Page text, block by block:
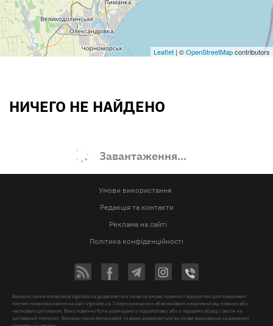
Leaflet | ©OpenStreetMapcontributors
НИЧЕГО НЕ НАЙДЕНО
Завантаження...
Умови використання
Редакція та контакти
Реклама на сайті
Політика конфіденційності
Використання матеріалів Vgorode.ua дозволяється лише за умови прямого і відкритого для пошукових
систем гіперпосилання на сайт Vgorode.ua. Гіперпосилання є обов'язковим незалежно від повного або
часткового цитування. Воно повинно бути розміщене у підзаголовку або у першому абзаці і вести на
цитований матеріал. Використання фотографій та відео дозволяється за умови вказування на джерело